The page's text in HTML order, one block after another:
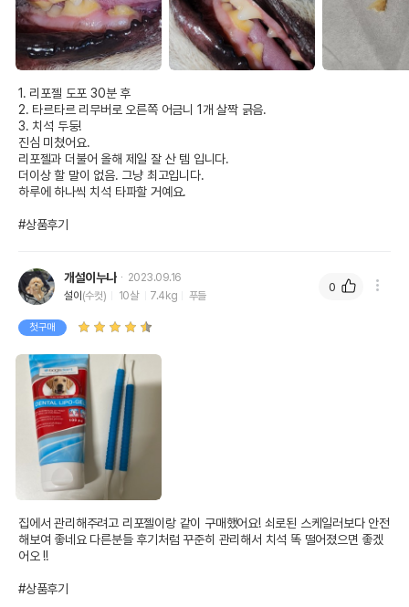
1. 리포젤 도포 30분 후
2. 타르타르 리무버로 오른쪽 어금니 1개 살짝 긁음.
3. 치석 두둥!
진심 미쳤어요.
리포젤과 더불어 올해 제일 잘 산 템 입니다.
더이상 할 말이 없음. 그냥 최고입니다.
하루에 하나씩 치석 타파할 거예요.
#상품후기
개설이누나
2023.09.16
설이 (수컷) 10살 7.4kg 푸들
첫구매
집에서 관리해주려고 리포젤이랑 같이 구매했어요! 쇠로된 스케일러보다 안전
해보여 좋네요 다른분들 후기처럼 꾸준히 관리해서 치석 똑 떨어졌으면 좋겠
어오 !!
#상품후기
0